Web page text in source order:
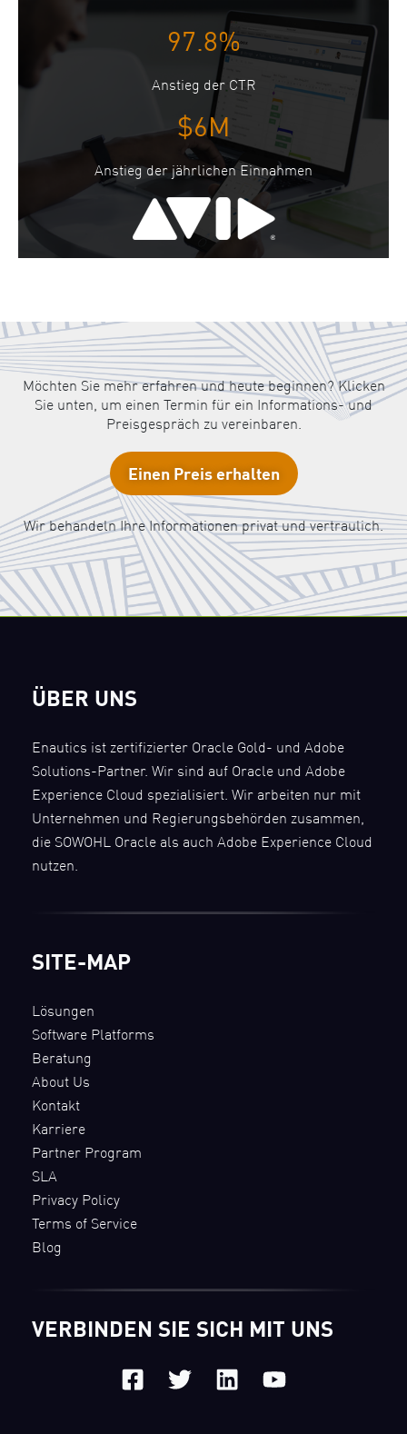
97.8%
Anstieg der CTR
$6M
Anstieg der jährlichen Einnahmen
Möchten Sie mehr erfahren und heute beginnen? Klicken
Sie unten, um einen Termin für ein Informations- und
Preisgespräch zu vereinbaren.
Einen Preis erhalten
Wir behandeln Ihre Informationen privat und vertraulich.
ÜBER UNS
Enautics ist zertifizierter Oracle Gold- und Adobe
Solutions-Partner. Wir sind auf Oracle und Adobe
Experience Cloud spezialisiert. Wir arbeiten nur mit
Unternehmen und Regierungsbehörden zusammen,
die SOWOHL Oracle als auch Adobe Experience Cloud
nutzen.
SITE-MAP
Lösungen
Software Platforms
Beratung
About Us
Kontakt
Karriere
Partner Program
SLA
Privacy Policy
Terms of Service
Blog
VERBINDEN SIE SICH MIT UNS